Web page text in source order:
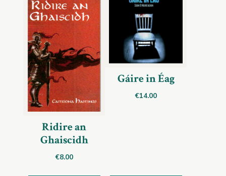
Ridire an
Ghaiscidh
€8.00
Gáire in Éag
€14.00